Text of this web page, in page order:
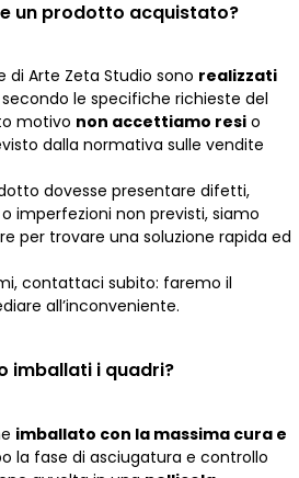
un prodotto acquistato?
di Arte Zeta Studio sono realizzati
secondo le specifiche richieste del
motivo non accettiamo resi o
dalla normativa sulle vendite
dovesse presentare difetti,
imperfezioni non previsti, siamo
per trovare una soluzione rapida ed
contattaci subito: faremo il
all’inconveniente.
imballati i quadri?
imballato con la massima cura e
la fase di asciugatura e controllo